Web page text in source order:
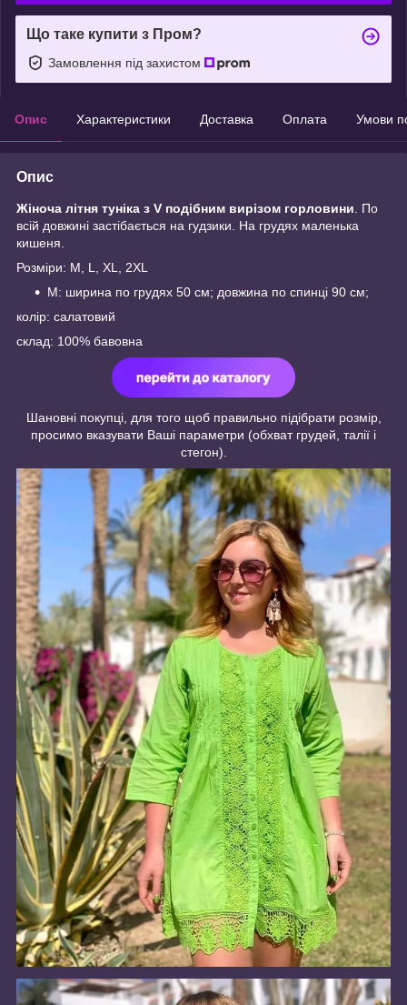
Що таке купити з Пром?
Замовлення під захистом
Опис Характеристики Доставка Оплата Умови
Опис
Жіноча літня туніка з V подібним вирізом горловини . По
всій довжині застібається на гудзики. На грудях маленька
кишеня.
Розміри: M, L, XL, 2XL
M: ширина по грудях 50 см; довжина по спинці 90 см;
колір: салатовий
склад: 100% бавовна
Шановні покупці, для того щоб правильно підібрати розмір,
просимо вказувати Ваші параметри (обхват грудей, талії і
стегон).